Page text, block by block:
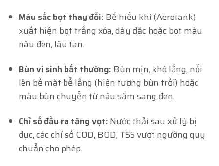
Màu sắc bọt thay đổi: Bể hiếu khí (Aerotank)
xuất hiện bọt trắng xóa, dày đặc hoặc bọt màu
nâu đen, lâu tan.
Bùn vi sinh bất thường: Bùn mịn, khó lắng, nổi
lên bề mặt bể lắng (hiện tượng bùn trồi) hoặc
màu bùn chuyển từ nâu sẫm sang đen.
Chỉ số đầu ra tăng vọt: Nước thải sau xử lý bị
đục, các chỉ số COD, BOD, TSS vượt ngưỡng quy
chuẩn cho phép.